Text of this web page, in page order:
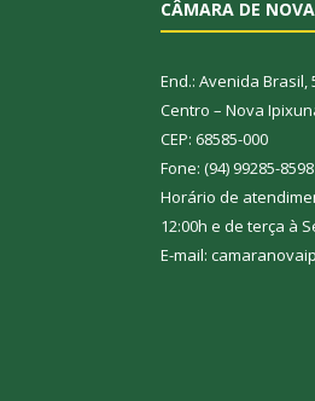
CÂMARA DE
End.: Avenida Brasil,
Centro – Nova
CEP: 68585-000
Fone: (94) 99285-8598
Horário de
12:00h e de terça à
E-mail: